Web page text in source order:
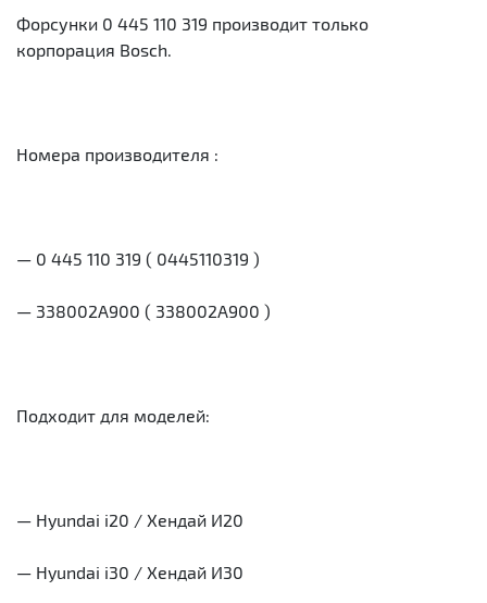
Форсунки 0 445 110 319 производит только
корпорация Bosch.
Номера производителя :
— 0 445 110 319 ( 0445110319 )
— 338002A900 ( 338002A900 )
Подходит для моделей:
— Hyundai i20 / Хендай И20
— Hyundai i30 / Хендай И30